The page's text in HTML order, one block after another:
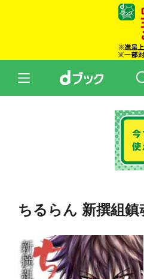
ちるらん 新撰組鎮